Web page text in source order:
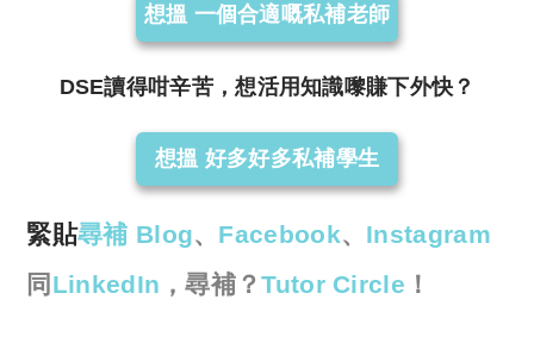
想搵 一個合適嘅私補老師
DSE讀得咁辛苦，想活用知識嚟賺下外快？
想搵 好多好多私補學生
緊貼尋補 Blog、 Facebook、 Instagram
同 LinkedIn ，尋補？Tutor Circle ！